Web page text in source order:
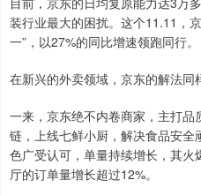
装行业最大的困扰。这个11.11，
一”，以27%的同比增速领跑同行。
在新兴的外卖领域，京东的解法同
一来，京东绝不内卷商家，主打
链，上线七鲜小厨，解决食品安全
色广受认可，单量持续增长，其
厅的订单量增长超过12%。